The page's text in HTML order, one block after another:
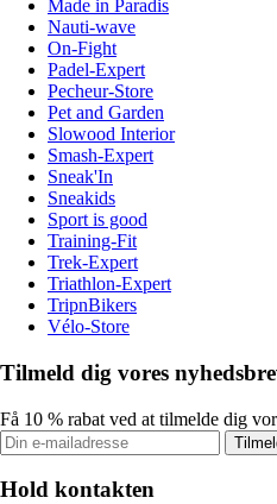
Made in Paradis
Nauti-wave
On-Fight
Padel-Expert
Pecheur-Store
Pet and Garden
Slowood Interior
Smash-Expert
Sneak'In
Sneakids
Sport is good
Training-Fit
Trek-Expert
Triathlon-Expert
TripnBikers
Vélo-Store
Tilmeld dig vores
Få 10 % rabat ved at tilmelde dig
Hold kontakten